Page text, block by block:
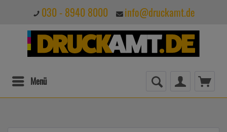
030 - 8940 8000 info@druckamt.de
Menü